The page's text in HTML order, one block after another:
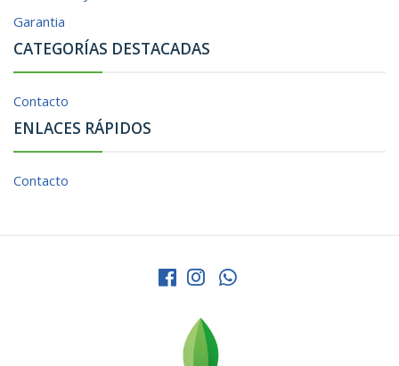
Garantia
CATEGORÍAS DESTACADAS
Contacto
ENLACES RÁPIDOS
Contacto